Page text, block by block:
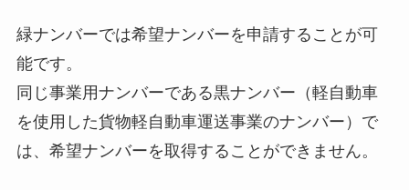
緑ナンバーでは希望ナンバーを申請することが可
能です。
同じ事業用ナンバーである黒ナンバー（軽自動車
を使用した貨物軽自動車運送事業のナンバー）で
は、希望ナンバーを取得することができません。